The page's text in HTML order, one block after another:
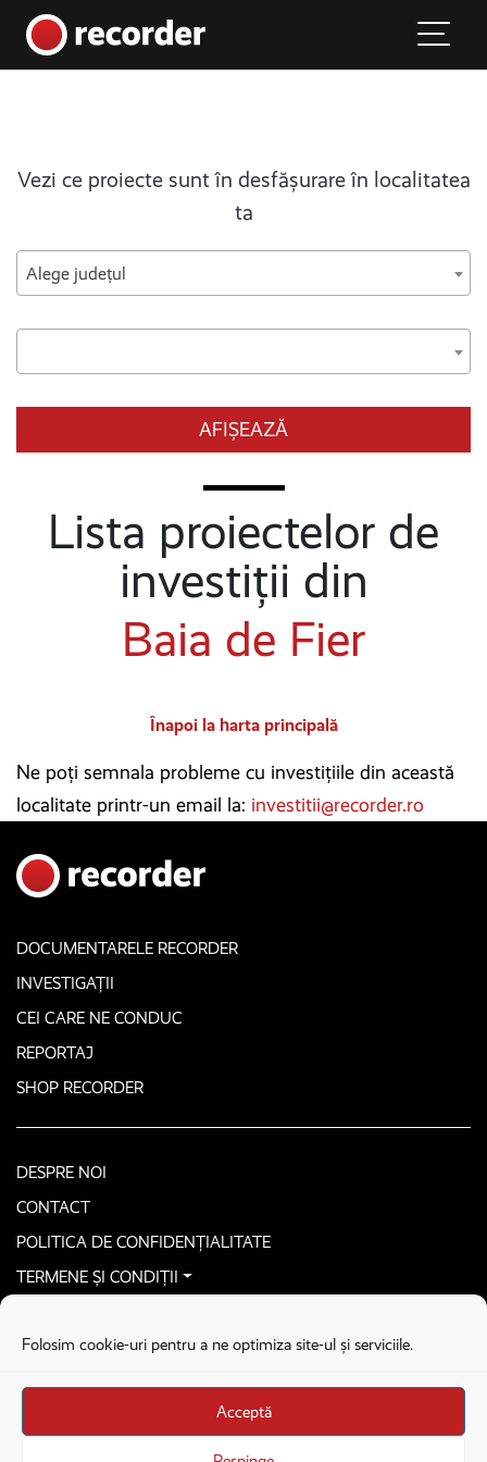
Folosim cookie-uri pentru a ne optimiza site-ul și serviciile.
Acceptă
Main Navigation
Vezi ce proiecte sunt în desfășurare în localitatea
ta
Alege județul
AFIȘEAZĂ
Lista proiectelor de
investiții din
Baia de Fier
Înapoi la harta principală
Ne poți semnala probleme cu investițiile din această
localitate printr-un email la: investitii@recorder.ro
DOCUMENTARELE RECORDER
INVESTIGAȚII
CEI CARE NE CONDUC
REPORTAJ
SHOP RECORDER
DESPRE NOI
CONTACT
POLITICA DE CONFIDENȚIALITATE
TERMENE ȘI CONDIȚII
Stega creative
Brandul Recorder e operat de Asociația Recorder Community, sub licența SC